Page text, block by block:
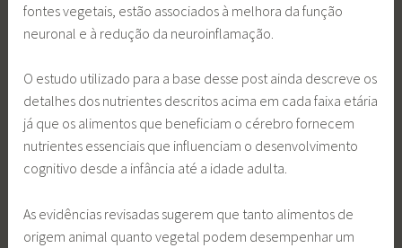
fontes vegetais, estão associados à melhora da função
neuronal e à redução da neuroinflamação.
O estudo utilizado para a base desse post ainda descreve os
detalhes dos nutrientes descritos acima em cada faixa etária
já que os alimentos que beneficiam o cérebro fornecem
nutrientes essenciais que influenciam o desenvolvimento
cognitivo desde a infância até a idade adulta.
As evidências revisadas sugerem que tanto alimentos de
origem animal quanto vegetal podem desempenhar um